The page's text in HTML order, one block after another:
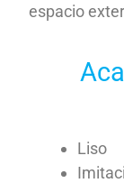
espacio
Liso